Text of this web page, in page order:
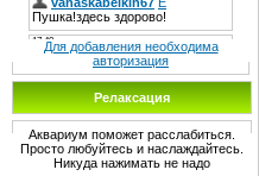
Для добавления необходима
авторизация
Релаксация
Аквариум поможет расслабиться.
Просто любуйтесь и наслаждайтесь.
Никуда нажимать не надо